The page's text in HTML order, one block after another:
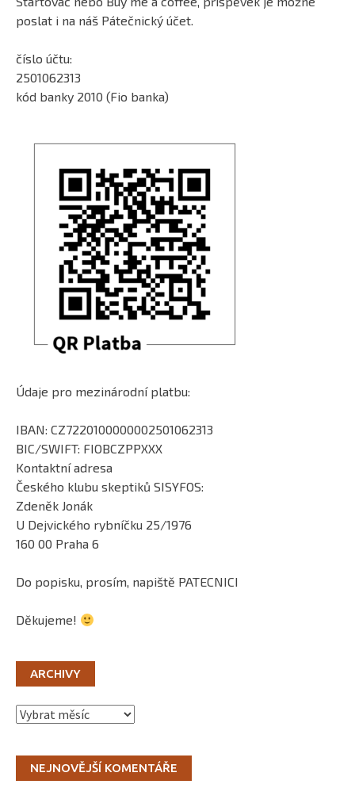
poslat i na náš Pátečnický účet.
číslo účtu:
2501062313
kód banky 2010 (Fio banka)
Údaje pro mezinárodní platbu:
IBAN: CZ7220100000002501062313
BIC/SWIFT: FIOBCZPPXXX
Kontaktní adresa
Českého klubu skeptiků SISYFOS:
Zdeněk Jonák
U Dejvického rybníčku 25/1976
160 00 Praha 6
Do popisku, prosím, napiště PATECNICI
Děkujeme!
ARCHIVY
Archivy
NEJNOVĚJŠÍ KOMENTÁŘE